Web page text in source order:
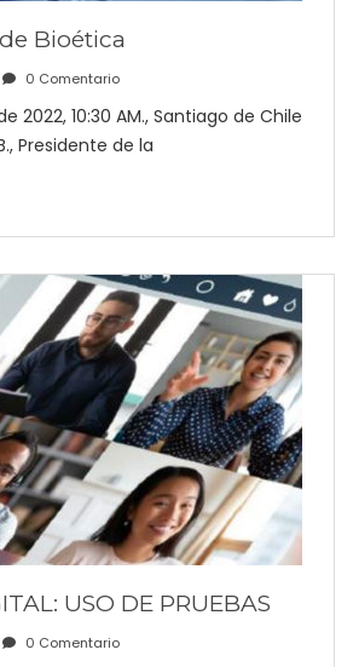
Bioética
0 Comentario
2022, 10:30 AM., Santiago de Chile
Presidente de la
USO DE PRUEBAS
0 Comentario